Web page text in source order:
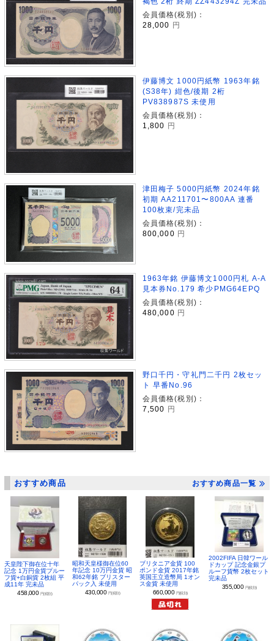
会員価格(税別)：
28,000
円
伊藤博文 1000円紙幣 1963年銘
(S38年) 紺色/後期 2桁
PV838987S 未使用
会員価格(税別)：
1,800 円
津田梅子 5000円紙幣 2024年銘
初期 AA211701〜800AA 連番
100枚束/完未品
会員価格(税別)：
800,000 円
1963年銘 伊藤博文1000円札 A-A
見本券No.179 希少PMG64EPQ
会員価格(税別)：
480,000 円
野口千円・守礼門二千円 2枚セッ
ト 早番No.96
会員価格(税別)：
7,500
円
おすすめ商品 おすすめ商品一覧
天皇陛下御在位十年
記念 1万円金貨プルー
フ貨+白銅貨 2枚組 平
成11年 完未品
458,000 円(税別)
昭和天皇様御在位60
年記念 10万円金貨 昭
和62年銘 ブリスター
パック入 未使用
430,000 円(税別)
ブリタニア金貨 100
ポンド金貨 2017年銘
英国王立造幣局 1オン
ス金貨 未使用
660,000 円(税別)
2002FIFA 日韓ワール
ドカップ 記念金銀プ
ルーフ貨幣 2枚セット
完未品
355,000 円(税別)